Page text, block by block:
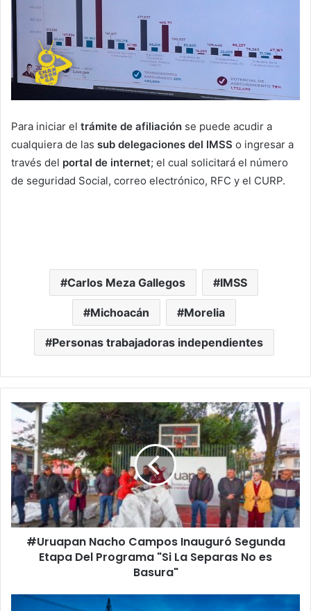
Para iniciar el trámite de afiliación se puede acudir a
cualquiera de las sub delegaciones del IMSS o ingresar a
través del portal de internet; el cual solicitará el número
de seguridad Social, correo electrónico, RFC y el CURP.
Carlos Meza Gallegos IMSS
Michoacán Morelia
Personas trabajadoras independientes
#Uruapan
Nacho
Campos
Inauguró
Segunda
Etapa
Del
Programa
"Si
Separas
Basura"
#Uruapan Nacho Campos Inauguró Segunda
Etapa Del Programa "Si La Separas No es
Basura"
AMLO